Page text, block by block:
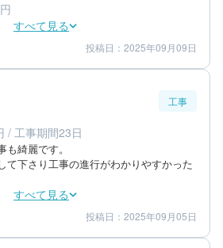
すべて見る
金額感 4
4
投稿日：2025年09月09日
工事
/ 工事期間23日
綺麗です。
て下さり工事の進行がわかりやすかった
すべて見る
仕上がり 5
5
投稿日：2025年09月05日